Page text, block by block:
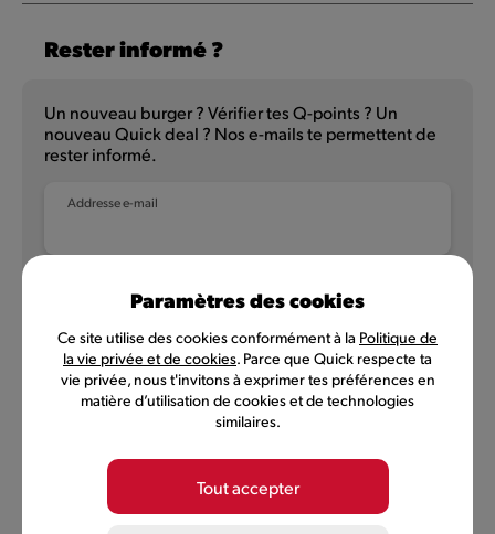
Rester informé ?
Un nouveau burger ? Vérifier tes Q-points ? Un
nouveau Quick deal ? Nos e-mails te permettent de
rester informé.
Addresse e-mail
Politique de confidentialité
Conditions d'utilisation
2026Quick, membre de Comeos et Bemora
Paramètres des cookies
Ce site utilise des cookies conformément à la Politique de
la vie privée et de cookies. Parce que Quick respecte ta
vie privée, nous t'invitons à exprimer tes préférences en
matière d’utilisation de cookies et de technologies
similaires.
Tout accepter